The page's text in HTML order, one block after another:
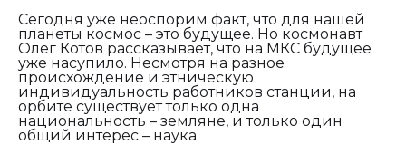
Сегодня уже неоспорим факт, что для нашей
планеты космос – это будущее. Но космонавт
Олег Котов рассказывает, что на МКС будущее
уже насупило. Несмотря на разное
происхождение и этническую
индивидуальность работников станции, на
орбите существует только одна
национальность – земляне, и только один
общий интерес – наука.